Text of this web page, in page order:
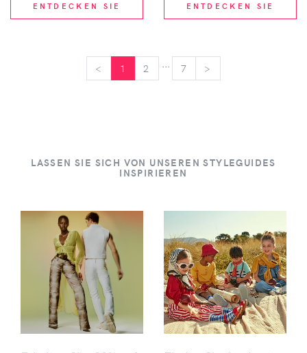
ENTDECKEN SIE ENTDECKEN SIE
< 1 2 7 >
LASSEN SIE SICH VON UNSEREN STYLEGUIDES
INSPIRIEREN